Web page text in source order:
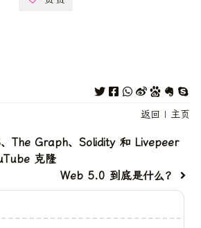
返回 | 主页
The Graph、Solidity 和 Livepeer
克隆
Web 5.0 到底是什么？